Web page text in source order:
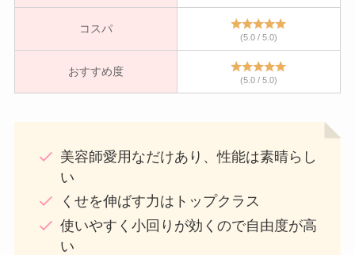
コスパ
(5.0 / 5.0)
おすすめ度
(5.0 / 5.0)
美容師愛用なだけあり、性能は素晴らし
い
くせを伸ばす力はトップクラス
使いやすく小回りが効くので自由度が高
い